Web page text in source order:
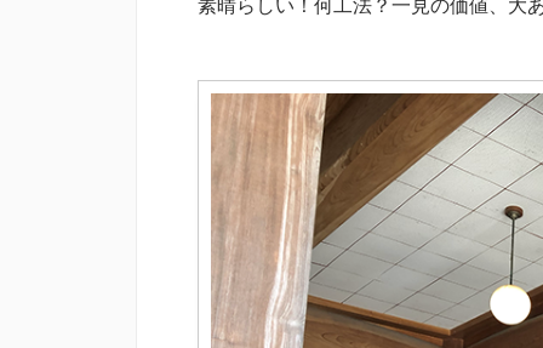
素晴らしい！何工法？一見の価値、大